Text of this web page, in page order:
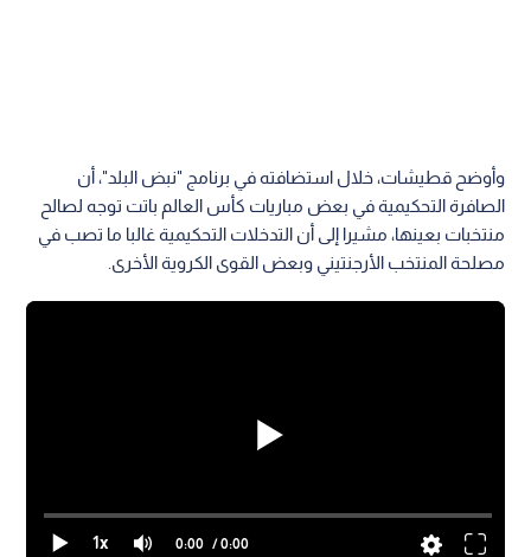
وأوضح قطيشات، خلال استضافته في برنامج "نبض البلد"، أن
الصافرة التحكيمية في بعض مباريات كأس العالم باتت توجه لصالح
منتخبات بعينها، مشيرا إلى أن التدخلات التحكيمية غالبا ما تصب في
مصلحة المنتخب الأرجنتيني وبعض القوى الكروية الأخرى.
1x 0:00 / 0:00